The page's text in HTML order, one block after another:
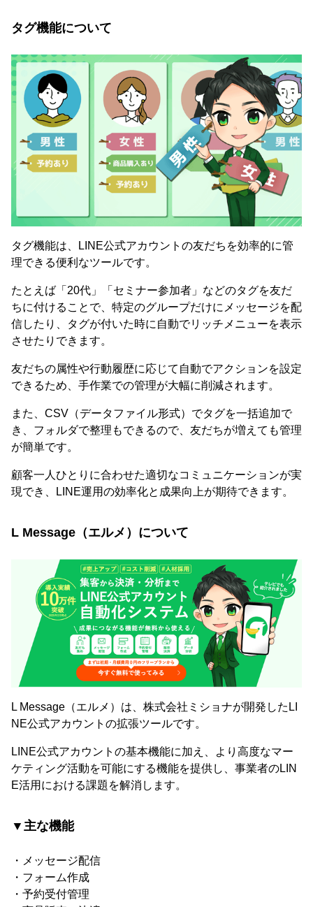
タグ機能について
タグ機能は、LINE公式アカウントの友だちを効率的に管
理できる便利なツールです。
たとえば「20代」「セミナー参加者」などのタグを友だ
ちに付けることで、特定のグループだけにメッセージを配
信したり、タグが付いた時に自動でリッチメニューを表示
させたりできます。
友だちの属性や行動履歴に応じて自動でアクションを設定
できるため、手作業での管理が大幅に削減されます。
また、CSV（データファイル形式）でタグを一括追加で
き、フォルダで整理もできるので、友だちが増えても管理
が簡単です。
顧客一人ひとりに合わせた適切なコミュニケーションが実
現でき、LINE運用の効率化と成果向上が期待できます。
L Message（エルメ）について
L Message（エルメ）は、株式会社ミショナが開発したLI
NE公式アカウントの拡張ツールです。
LINE公式アカウントの基本機能に加え、より高度なマー
ケティング活動を可能にする機能を提供し、事業者のLIN
E活用における課題を解消します。
▼主な機能
・メッセージ配信
・フォーム作成
・予約受付管理